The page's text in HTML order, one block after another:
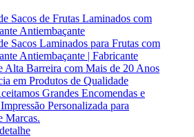
Sacos de Frutas Laminados com
Antiembaçante
Sacos Laminados para Frutas com
Antiembaçante | Fabricante
Alta Barreira com Mais de 20 Anos
em Produtos de Qualidade
Grandes Encomendas e
Personalizada para
Marcas.
detalhe